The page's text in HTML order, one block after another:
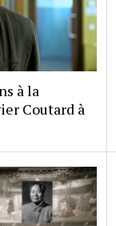
à la
Coutard à